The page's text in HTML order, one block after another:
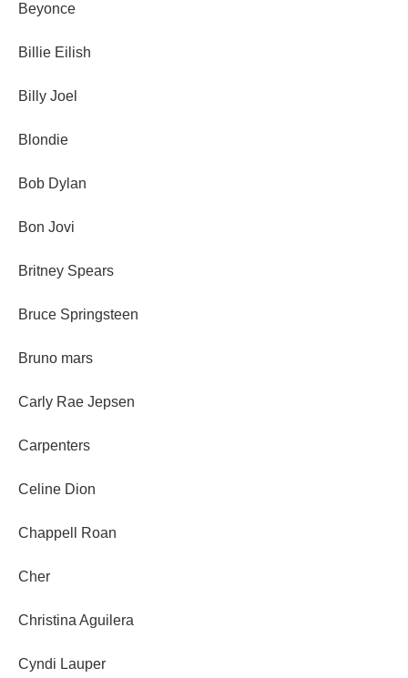
Beyonce
Billie Eilish
Billy Joel
Blondie
Bob Dylan
Bon Jovi
Britney Spears
Bruce Springsteen
Bruno mars
Carly Rae Jepsen
Carpenters
Celine Dion
Chappell Roan
Cher
Christina Aguilera
Cyndi Lauper